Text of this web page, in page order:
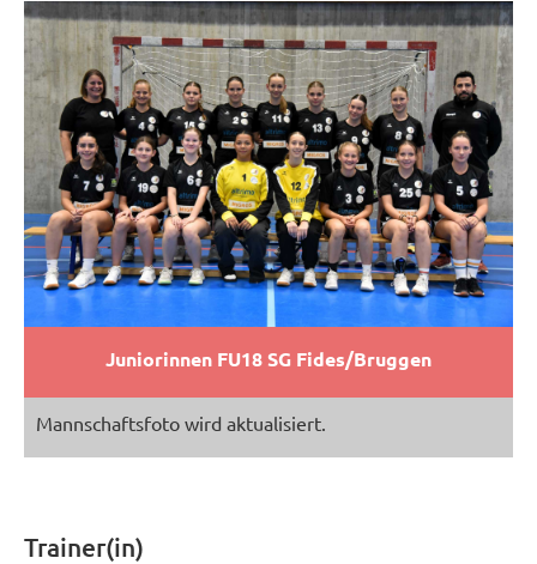
Juniorinnen FU18 SG Fides/Bruggen
Mannschaftsfoto wird aktualisiert.
Trainer(in)